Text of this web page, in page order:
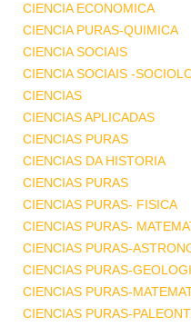
CIENCIA ECONOMICA
CIENCIA PURAS-QUIMICA
CIENCIA SOCIAIS
CIENCIA SOCIAIS -
CIENCIAS
CIENCIAS APLICADAS
CIENCIAS PURAS
CIENCIAS DA HISTORIA
CIENCIAS PURAS
CIENCIAS PURAS- FISICA
CIENCIAS PURAS-
CIENCIAS PURAS-
CIENCIAS PURAS-
CIENCIAS PURAS-
CIENCIAS PURAS-